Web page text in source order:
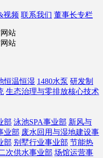
视频 联系我们 董事长专栏
恒温恒湿 1480水泵 研发制
生态治理与零排放核心技术
部 泳池SPA事业部 新风与
业部 废水回用与湿地建设事
部 别墅行业事业部 节能热
次供水事业部 场馆运营事